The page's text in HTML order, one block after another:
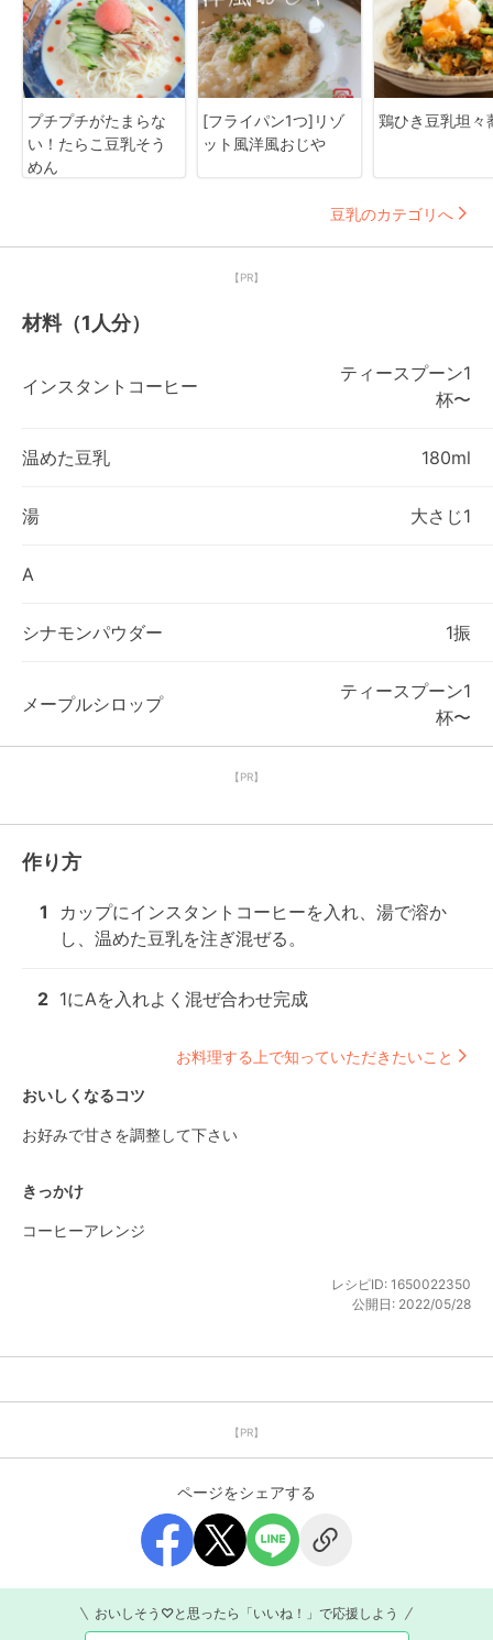
プチプチがたまらな
い！たらこ豆乳そう
めん
[フライパン1つ]リゾ
ット風洋風おじや
鶏ひき豆乳坦々
豆乳のカテゴリへ
【PR】
材料（1人分）
インスタントコーヒー
ティースプーン1
杯〜
温めた豆乳 180ml
湯 大さじ1
A
シナモンパウダー 1振
メープルシロップ
ティースプーン1
杯〜
【PR】
作り方
1
カップにインスタントコーヒーを入れ、湯で溶か
し、温めた豆乳を注ぎ混ぜる。
2 1にAを入れよく混ぜ合わせ完成
お料理する上で知っていただきたいこと
おいしくなるコツ
お好みで甘さを調整して下さい
きっかけ
コーヒーアレンジ
レシピID: 1650022350
公開日: 2022/05/28
【PR】
ページをシェアする
おいしそう♡と思ったら「いいね！」で応援しよう